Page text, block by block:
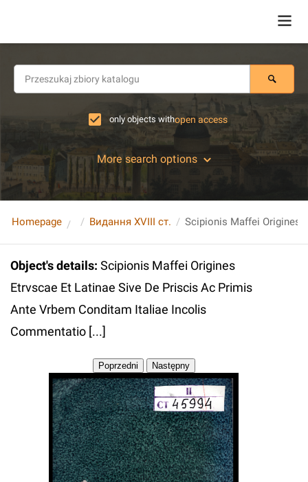
only objects withopen access
More search options
Homepage Видання XVIII ст.
Object's details: Scipionis Maffei Origines
Etrvscae Et Latinae Sive De Priscis Ac Primis
Ante Vrbem Conditam Italiae Incolis
Commentatio [...]